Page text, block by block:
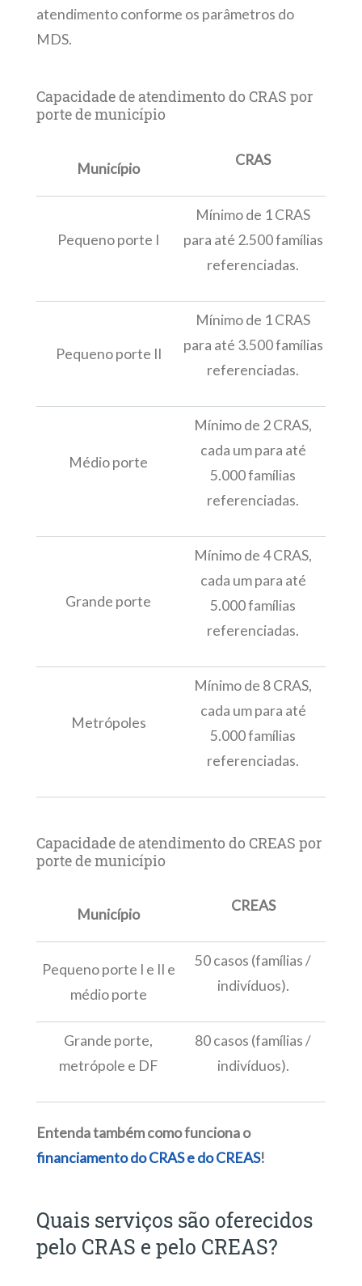
atendimento conforme os parâmetros do
MDS.
Capacidade de atendimento do CRAS por
porte de município
Município
CRAS
Pequeno porte I
Mínimo de 1 CRAS
para até 2.500 famílias
referenciadas.
Pequeno porte II
Mínimo de 1 CRAS
para até 3.500 famílias
referenciadas.
Médio porte
Mínimo de 2 CRAS,
cada um para até
5.000 famílias
referenciadas.
Grande porte
Mínimo de 4 CRAS,
cada um para até
5.000 famílias
referenciadas.
Metrópoles
Mínimo de 8 CRAS,
cada um para até
5.000 famílias
referenciadas.
Capacidade de atendimento do CREAS por
porte de município
Município
CREAS
Pequeno porte I e II e
médio porte
50 casos (famílias /
indivíduos).
Grande porte,
metrópole e DF
80 casos (famílias /
indivíduos).
Entenda também como funciona o
financiamento do CRAS e do CREAS!
Quais serviços são oferecidos
pelo CRAS e pelo CREAS?